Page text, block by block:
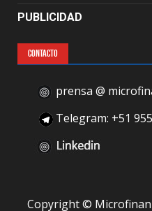
PUBLICIDAD
CONTACTO
prensa @
Telegram: +51
Copyright ©